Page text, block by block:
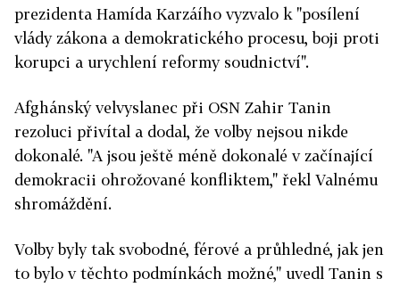
prezidenta Hamída Karzáího vyzvalo k "posílení
vlády zákona a demokratického procesu, boji proti
korupci a urychlení reformy soudnictví".
Afghánský velvyslanec při OSN Zahir Tanin
rezoluci přivítal a dodal, že volby nejsou nikde
dokonalé. "A jsou ještě méně dokonalé v začínající
demokracii ohrožované konfliktem," řekl Valnému
shromáždění.
Volby byly tak svobodné, férové a průhledné, jak jen
to bylo v těchto podmínkách možné," uvedl Tanin s